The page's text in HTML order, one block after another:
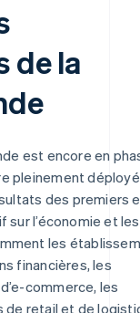
de la
est encore en
pleinement
des premiers
l’économie et les
les
financières, les
commerce, les
de retail et de